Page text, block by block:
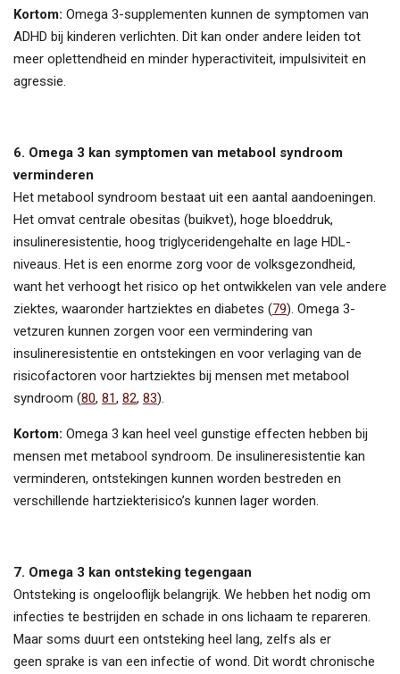
Kortom: Omega 3-supplementen kunnen de symptomen van
ADHD bij kinderen verlichten. Dit kan onder andere leiden tot
meer oplettendheid en minder hyperactiviteit, impulsiviteit en
agressie.
6. Omega 3 kan symptomen van metabool syndroom
verminderen
Het metabool syndroom bestaat uit een aantal aandoeningen.
Het omvat centrale obesitas (buikvet), hoge bloeddruk,
insulineresistentie, hoog triglyceridengehalte en lage HDL-
niveaus. Het is een enorme zorg voor de volksgezondheid,
want het verhoogt het risico op het ontwikkelen van vele andere
ziektes, waaronder hartziektes en diabetes (79). Omega 3-
vetzuren kunnen zorgen voor een vermindering van
insulineresistentie en ontstekingen en voor verlaging van de
risicofactoren voor hartziektes bij mensen met metabool
syndroom (80, 81, 82, 83).
Kortom: Omega 3 kan heel veel gunstige effecten hebben bij
mensen met metabool syndroom. De insulineresistentie kan
verminderen, ontstekingen kunnen worden bestreden en
verschillende hartziekterisico’s kunnen lager worden.
7. Omega 3 kan ontsteking tegengaan
Ontsteking is ongelooflijk belangrijk. We hebben het nodig om
infecties te bestrijden en schade in ons lichaam te repareren.
Maar soms duurt een ontsteking heel lang, zelfs als er
geen sprake is van een infectie of wond. Dit wordt chronische